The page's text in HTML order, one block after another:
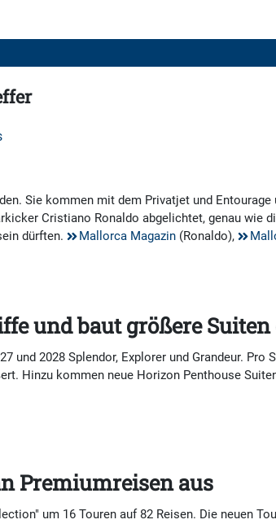
Sie kommen mit dem Privatjet und
Cristiano Ronaldo abgelichtet, genau wie
dürften.
Mallorca Magazin (Ronaldo),
und baut größere
und 2028 Splendor, Explorer und Grandeur.
Hinzu kommen neue Horizon Penthouse
Premiumreisen aus
um 16 Touren auf 82 Reisen. Die neuen